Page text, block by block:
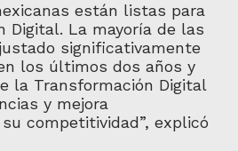
están listas para
Digital. La mayoría de las
significativamente
los últimos dos años y
la Transformación Digital
y mejora
competitividad”, explicó